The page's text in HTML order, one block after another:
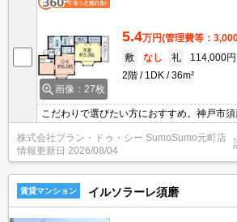
画像：27枚
5.4万円(管理費等：
敷
なし 礼
114,000円
2階
1DK 36m²
こだわりで選びたい方におすすめ。神戸市須
お探しなら「河村マンション」。徒歩2分歩
局があります。収納はクロゼット・シュー
で、衣類や履き物の整理がしやすく便利です
株式会社プラン・ドゥ・シー SumoSumo元町店
情報更新日 2026/08/04
賃貸マンション イルソラーレ須磨